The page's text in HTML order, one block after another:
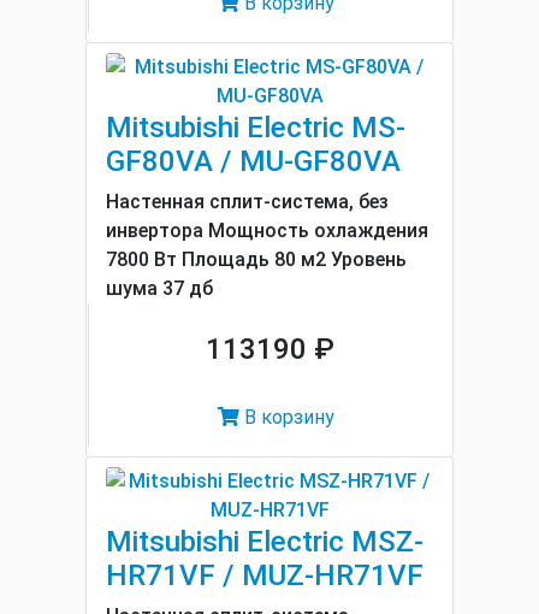
Mitsubishi Electric MS-
GF80VA / MU-GF80VA
Настенная сплит-система, без
инвертора Мощность охлаждения
7800 Вт Площадь 80 м2 Уровень
шума 37 дб
113190 ₽
В корзину
Mitsubishi Electric MSZ-
HR71VF / MUZ-HR71VF